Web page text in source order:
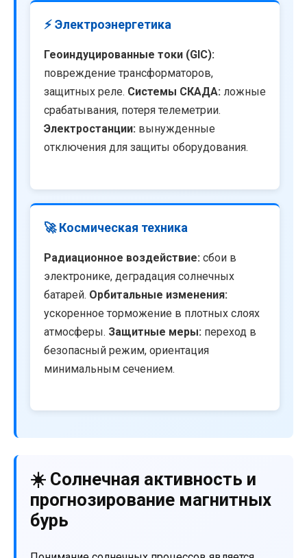
⚡ Электроэнергетика
Геоиндуцированные токи (GIC):
повреждение трансформаторов,
защитных реле. Системы СКАДА: ложные
срабатывания, потеря телеметрии.
Электростанции: вынужденные
отключения для защиты оборудования.
🚀 Космическая техника
Радиационное воздействие: сбои в
электронике, деградация солнечных
батарей. Орбитальные изменения:
ускоренное торможение в плотных слоях
атмосферы. Защитные меры: переход в
безопасный режим, ориентация
минимальным сечением.
☀️ Солнечная активность и
прогнозирование магнитных
бурь